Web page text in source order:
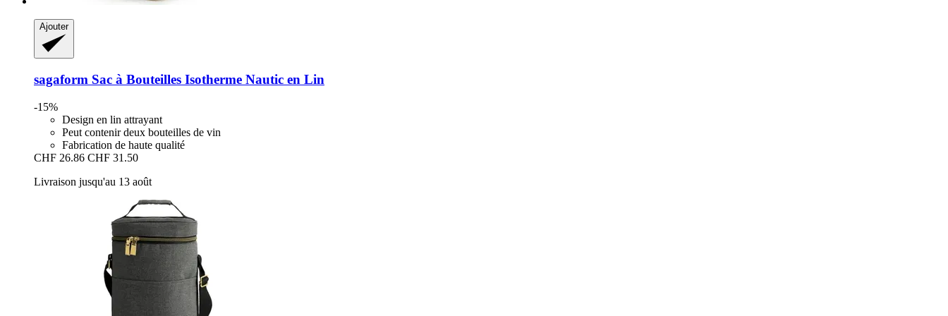
Ajouter
sagaform Sac à Bouteilles Isotherme Nautic en Lin
-15%
Design en lin attrayant
Peut contenir deux bouteilles de vin
Fabrication de haute qualité
CHF 26.86 CHF 31.50
Livraison jusqu'au 13 août